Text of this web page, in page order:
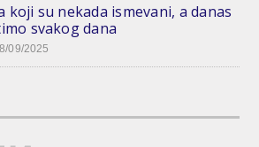
koji su nekada ismevani, a danas
svakog dana
09/2025